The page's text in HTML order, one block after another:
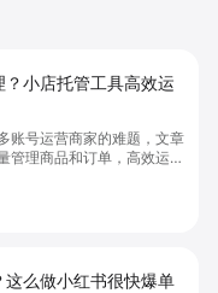
小店托管工具高效运
账号运营商家的难题，文章
管理商品和订单，高效运营
同步、AI运营托管和丰富营
率。点击了解微信小店批
案！
么做小红书很快爆单